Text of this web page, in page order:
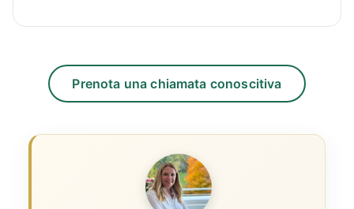
Prenota una chiamata conoscitiva